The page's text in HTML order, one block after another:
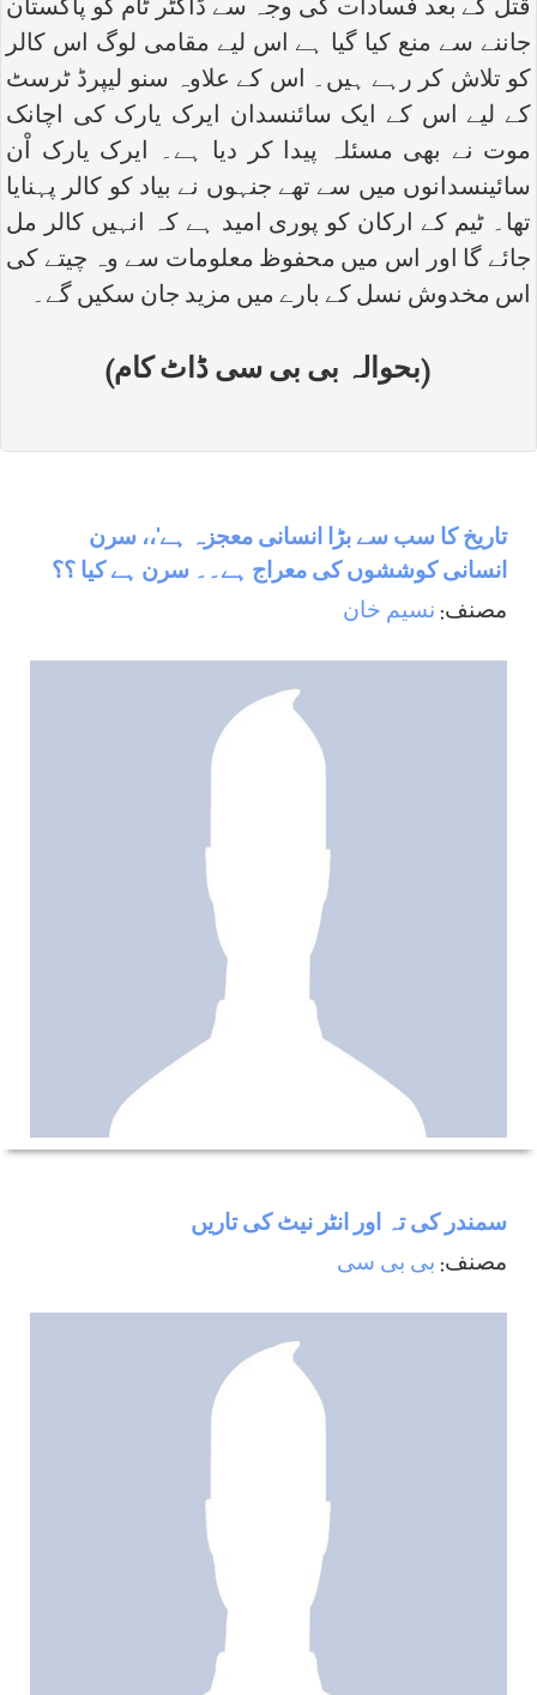
قتل کے بعد فسادات کی وجہ سے ڈاکٹر ٹام کو پاکستان
جاننے سے منع کیا گیا ہے اس لیے مقامی لوگ اس کالر
کو تلاش کر رہے ہیں۔ اس کے علاوہ سنو لیپرڈ ٹرسٹ
کے لیے اس کے ایک سائنسدان ایرک یارک کی اچانک
موت نے بھی مسئلہ پیدا کر دیا ہے۔ ایرک یارک اْن
سائینسدانوں میں سے تھے جنہوں نے بیاد کو کالر پہنایا
تھا۔ ٹیم کے ارکان کو پوری امید ہے کہ انہیں کالر مل
جائے گا اور اس میں محفوظ معلومات سے وہ چیتے کی
اس مخدوش نسل کے بارے میں مزید جان سکیں گے۔
(بحوالہ بی بی سی ڈاٹ کام)
تاریخ کا سب سے بڑا انسانی معجزہ ہے‘،، سرن
انسانی کوششوں کی معراج ہے۔۔ سرن ہے کیا ؟؟
مصنف: نسيم خان
سمندر كی تہ اور انٹر نيٹ كی تاريں
مصنف: بی بی سی